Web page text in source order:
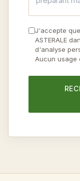
J'accepte
ASTERALE
d'analyse
Aucun usage